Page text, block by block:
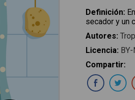
Definición:
secador y un
Autores:
Licencia:
Compartir: